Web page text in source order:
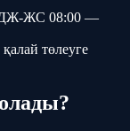
ЖС 08:00 —
төлеуге